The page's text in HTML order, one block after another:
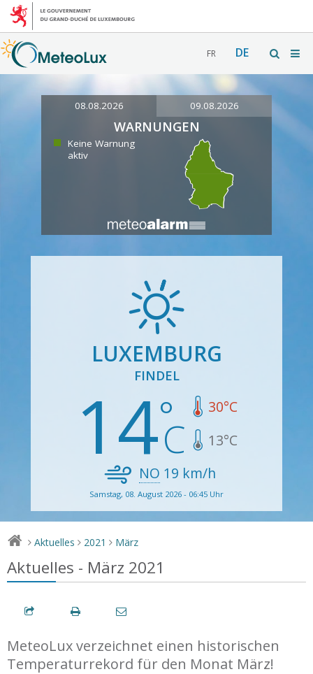
FR DE
08.08.2026 09.08.2026
WARNUNGEN
Keine Warnung
aktiv
LUXEMBURG
FINDEL
14 30°C
13°C
NO 19 km/h
Samstag, 08. August 2026 - 06:45 Uhr
> Aktuelles > 2021 > März
Aktuelles - März 2021
MeteoLux verzeichnet einen historischen
Temperaturrekord für den Monat März!